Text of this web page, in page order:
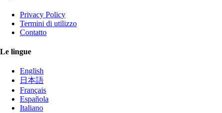
Privacy Policy
Termini di utilizzo
Contatto
Le lingue
English
日本語
Français
Española
Italiano